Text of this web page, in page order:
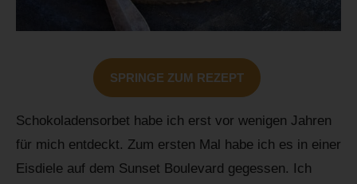
SPRINGE ZUM REZEPT
Schokoladensorbet habe ich erst vor wenigen Jahren
für mich entdeckt. Zum ersten Mal habe ich es in einer
Eisdiele auf dem Sunset Boulevard gegessen. Ich